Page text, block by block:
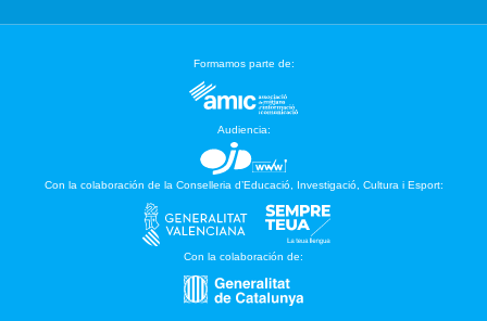
Formamos parte de:
Audiencia:
Con la colaboración de la Conselleria d’Educació, Investigació, Cultura i Esport:
Con la colaboración de: